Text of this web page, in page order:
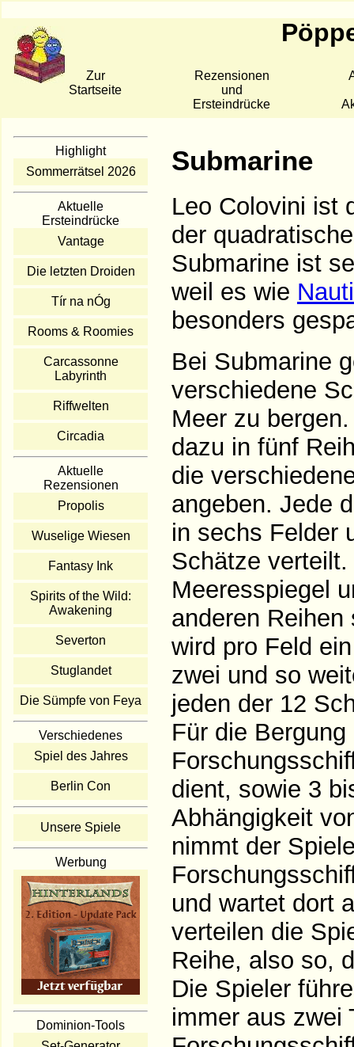
Zur
Startseite
Rezensionen
und
Ersteindrücke
Highlight
Sommerrätsel 2026
Aktuelle
Ersteindrücke
Vantage
Die letzten Droiden
Tír na nÓg
Rooms & Roomies
Carcassonne
Labyrinth
Riffwelten
Circadia
Aktuelle
Rezensionen
Propolis
Wuselige Wiesen
Fantasy Ink
Spirits of the Wild:
Awakening
Severton
Stuglandet
Die Sümpfe von Feya
Verschiedenes
Spiel des Jahres
Berlin Con
Unsere Spiele
Werbung
Dominion-Tools
Submarine
Leo Colovini ist
der
Submarine ist
weil es wie
besonders
Bei Submarine
verschiedene
Meer zu
dazu in fünf
die
angeben. Jede
in sechs Felder
Schätze
Meeresspiegel
anderen
wird pro Feld
zwei und so
jeden der 12
Für die
dient, sowie 3
Abhängigkeit
nimmt der
und wartet dort
verteilen die
Reihe, also so,
Die Spieler
immer aus zwei